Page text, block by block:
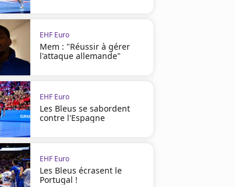
EHF Euro
Mem : "Réussir à gérer
l'attaque allemande"
EHF Euro
Les Bleus se sabordent
contre l'Espagne
EHF Euro
Les Bleus écrasent le
Portugal !